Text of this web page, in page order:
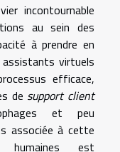
incontournable
au sein des
à prendre en
virtuels
efficace,
de support client
et peu
associée à cette
humaines est